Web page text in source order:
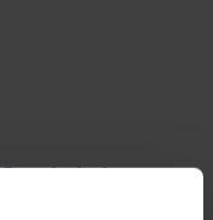
horloges